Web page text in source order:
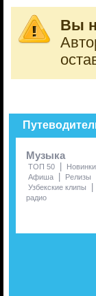
Вы
Музыка
ТОП 50 Новинки
Афиша Релизы
Узбекские клипы
радио